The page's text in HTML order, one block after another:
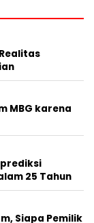
MBG karena
25 Tahun
Siapa Pemilik